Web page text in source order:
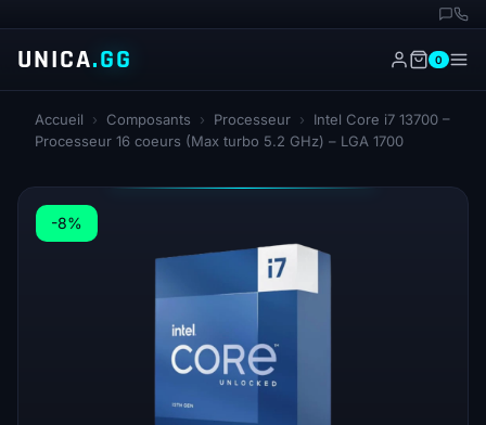
UNICA.GG 0
Accueil › Composants › Processeur ›
Intel Core i7 13700 –
Processeur 16 coeurs (Max turbo 5.2 GHz) – LGA 1700
-8%